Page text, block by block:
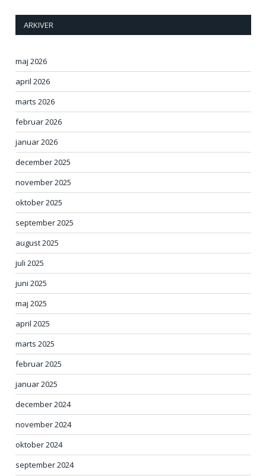
ARKIVER
maj 2026
april 2026
marts 2026
februar 2026
januar 2026
december 2025
november 2025
oktober 2025
september 2025
august 2025
juli 2025
juni 2025
maj 2025
april 2025
marts 2025
februar 2025
januar 2025
december 2024
november 2024
oktober 2024
september 2024